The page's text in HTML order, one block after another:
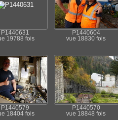
P1440631
19788 fois
P1440604
vue 18830 fois
P1440579
18404 fois
P1440570
vue 18848 fois